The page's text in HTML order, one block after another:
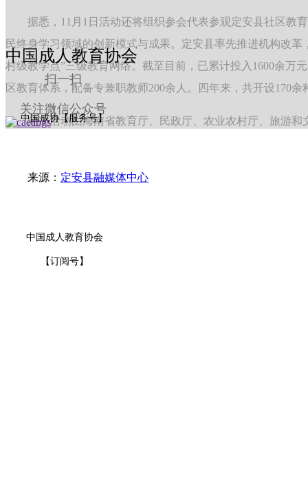
据悉，11月1日活动还将组织参会代表参观定安县社区教
民终身学习领域的创新模式与成果。定安县率先推进机构改
村级教学点”三级教育网络。截至目前，已累计投入1600余万
区教育体系，配备专兼职教师200余人。四年来，共开设170
此次活动由海南省教育厅、民政厅、农业农村厅、旅游和
来源： 定安县融媒体中心
中国成人教育协会
扫一扫
关注微信公众号
中国成协【服务号】
中国成人教育协会
【订阅号】